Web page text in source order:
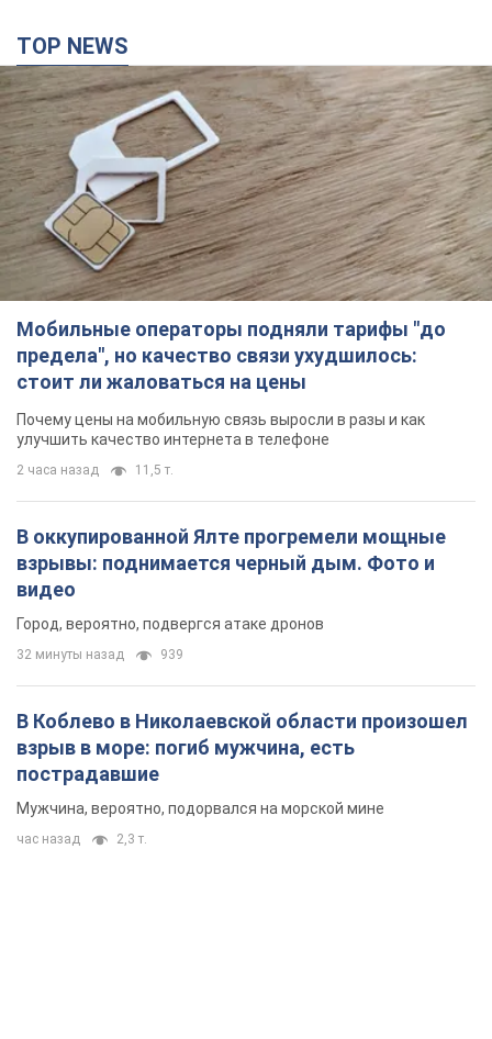
предела", но качество связи ухудшилось:
стоит ли жаловаться на цены
Почему цены на мобильную связь выросли в разы и как
улучшить качество интернета в телефоне
2 часа назад 11,5 т.
В оккупированной Ялте прогремели мощные
взрывы: поднимается черный дым. Фото и
видео
Город, вероятно, подвергся атаке дронов
32 минуты назад
В Коблево в Николаевской области произошел
взрыв в море: погиб мужчина, есть
пострадавшие
Мужчина, вероятно, подорвался на морской мине
час назад 2,3 т.